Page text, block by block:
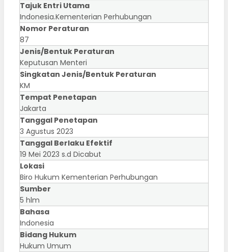
Tajuk Entri Utama
Indonesia.Kementerian Perhubungan
Nomor Peraturan
87
Jenis/Bentuk Peraturan
Keputusan Menteri
Singkatan Jenis/Bentuk Peraturan
KM
Tempat Penetapan
Jakarta
Tanggal Penetapan
3 Agustus 2023
Tanggal Berlaku Efektif
19 Mei 2023 s.d Dicabut
Lokasi
Biro Hukum Kementerian Perhubungan
Sumber
5 hlm
Bahasa
Indonesia
Bidang Hukum
Hukum Umum